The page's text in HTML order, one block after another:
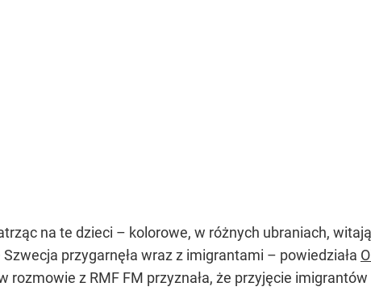
na te dzieci – kolorowe, w różnych ubraniach,
przygarnęła wraz z imigrantami – powiedziała
z RMF FM przyznała, że przyjęcie